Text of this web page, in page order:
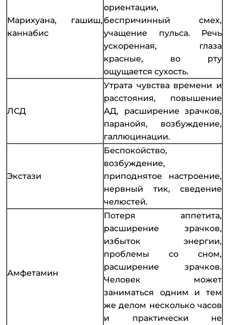
Марихуана, гашиш,
каннабис
ориентации,
беспричинный смех,
учащение пульса. Речь
ускоренная, глаза
красные, во рту
ощущается сухость.
ЛСД
Утрата чувства времени и
расстояния, повышение
АД, расширение зрачков,
паранойя, возбуждение,
галлюцинации.
Экстази
Беспокойство,
возбуждение,
приподнятое настроение,
нервный тик, сведение
челюстей.
Амфетамин
Потеря аппетита,
расширение зрачков,
избыток энергии,
проблемы со сном,
расширение зрачков.
Человек может
заниматься одним и тем
же делом несколько часов
и практически не